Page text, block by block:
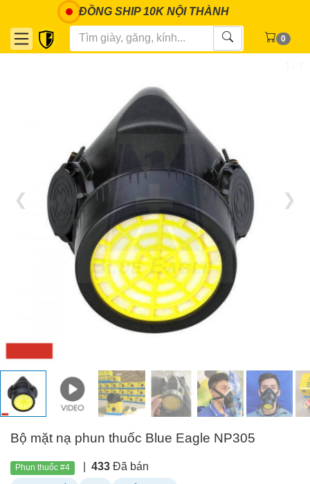
ĐỒNG SHIP 10K NỘI THÀNH
0
❮ ❯
Bộ mặt nạ phun thuốc Blue Eagle NP305
Phun thuốc #4 |433 Đã bán